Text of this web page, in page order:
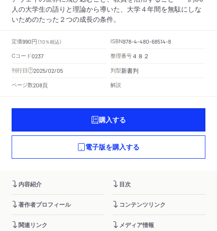
人の大学生の語りと理論から導いた、大学４年間を無駄にしな
いためのたった２つの成長の条件。
定価990円 （10％税込） ISBN978-4-480-68514-8
Cコード0237 整理番号４８２
刊行日 2025/02/05 判型新書判
ページ数208頁 解説
購入する
電子版を購入する
内容紹介 目次
著作者プロフィール コンテンツリンク
関連リンク メディア情報